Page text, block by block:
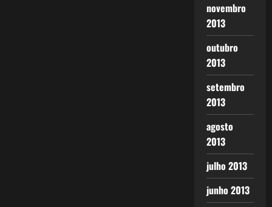
novembro
2013
outubro
2013
setembro
2013
agosto
2013
julho 2013
junho 2013